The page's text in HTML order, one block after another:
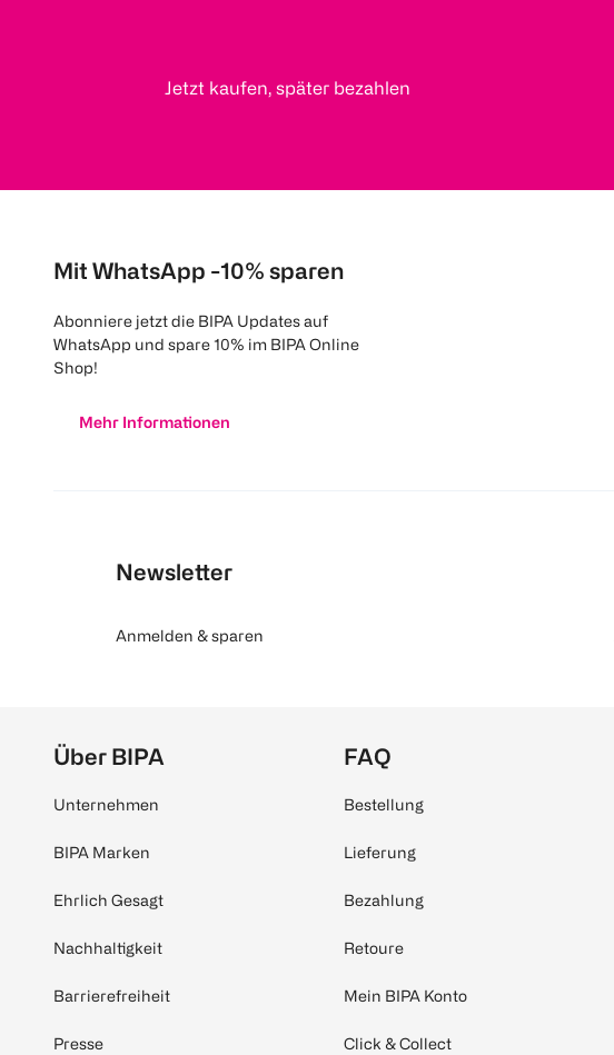
Jetzt kaufen, später bezahlen
Mit WhatsApp -10% sparen
Abonniere jetzt die BIPA Updates auf
WhatsApp und spare 10% im BIPA Online
Shop!
Mehr Informationen
Newsletter
Anmelden & sparen
Über BIPA
Unternehmen
BIPA Marken
Ehrlich Gesagt
Nachhaltigkeit
Barrierefreiheit
Presse
FAQ
Bestellung
Lieferung
Bezahlung
Retoure
Mein BIPA Konto
Click & Collect